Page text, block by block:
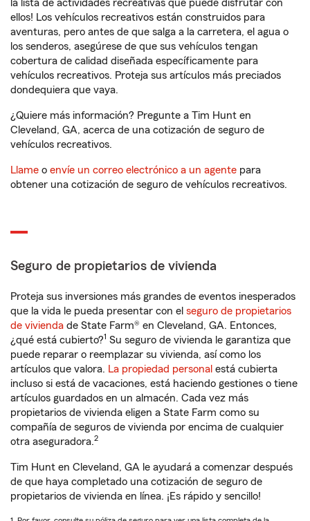
la lista de actividades recreativas que puede disfrutar con
ellos! Los vehículos recreativos están construidos para
aventuras, pero antes de que salga a la carretera, el agua o
los senderos, asegúrese de que sus vehículos tengan
cobertura de calidad diseñada específicamente para
vehículos recreativos. Proteja sus artículos más preciados
dondequiera que vaya.
¿Quiere más información? Pregunte a Tim Hunt en
Cleveland, GA, acerca de una cotización de seguro de
vehículos recreativos.
Llame o envíe un correo electrónico a un agente para
obtener una cotización de seguro de vehículos recreativos.
Seguro de propietarios de vivienda
Proteja sus inversiones más grandes de eventos inesperados
que la vida le pueda presentar con el seguro de propietarios
de vivienda de State Farm® en Cleveland, GA. Entonces,
¿qué está cubierto?1 Su seguro de vivienda le garantiza que
puede reparar o reemplazar su vivienda, así como los
artículos que valora. La propiedad personal está cubierta
incluso si está de vacaciones, está haciendo gestiones o tiene
artículos guardados en un almacén. Cada vez más
propietarios de vivienda eligen a State Farm como su
compañía de seguros de vivienda por encima de cualquier
otra aseguradora.2
Tim Hunt en Cleveland, GA le ayudará a comenzar después
de que haya completado una cotización de seguro de
propietarios de vivienda en línea. ¡Es rápido y sencillo!